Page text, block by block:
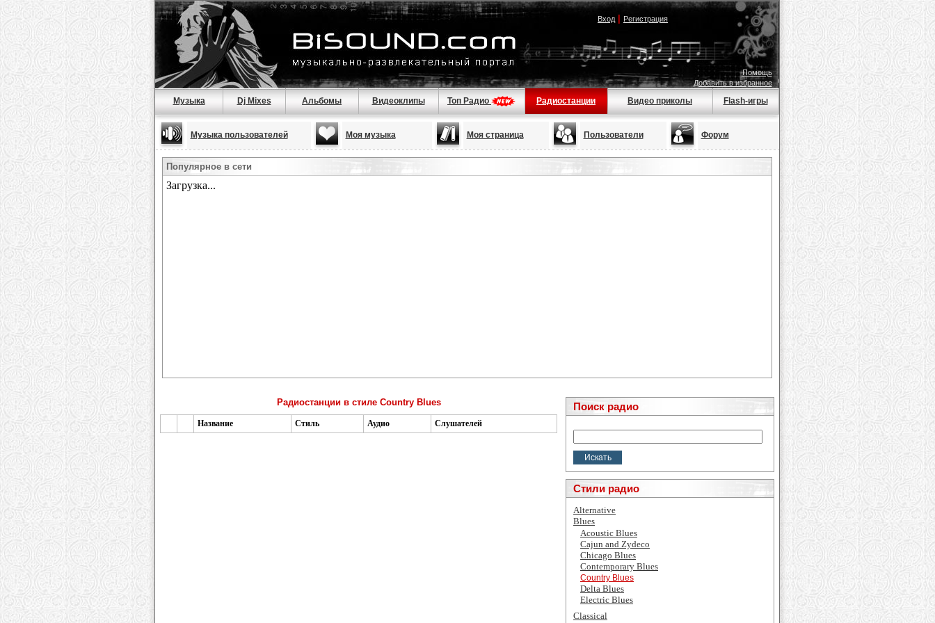
Вход| Регистрация
Помощь
Добавить в избранное
Музыка Dj Mixes Альбомы Видеоклипы Топ Радио Радиостанции Видео приколы Flash-игры
Музыка пользователей Моя музыка Моя страница Пользователи Форум
Популярное в сети
Радиостанции в стиле Country Blues
Название Стиль Аудио Слушателей
Поиск радио
Стили радио
Alternative
Blues
Acoustic Blues
Cajun and Zydeco
Chicago Blues
Contemporary Blues
Country Blues
Delta Blues
Electric Blues
Classical